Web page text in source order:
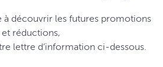
à découvrir les futures promotions
et réductions,
lettre d’information ci-dessous.